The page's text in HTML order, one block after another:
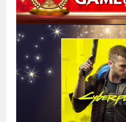
センサーアイ、二段ジャンプ脚、
能なインプラントはその分値が張
いだ金を注ぎ込んで、さらにヤバ
トを買う。 my new gearの威力を
しい。 また、本作の大きな魅力に
ンがある。 しかして、アップデー
るものだったので、好きな見た目を
防御性能優先で衣装を選ぶとガッチ
なってしまうこともままあったし、
プに超高い防御がふられていたり、
ばであった。 それが、先日のアッ
能はインプラントが受け持つ事にな
プレイしやすくなった。 世界観の